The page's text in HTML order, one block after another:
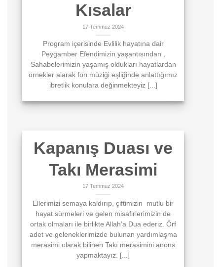
Kısalar
17 Temmuz 2024
Program içerisinde Evlilik hayatına dair
Peygamber Efendimizin yaşantısından ,
Sahabelerimizin yaşamış oldukları hayatlardan
örnekler alarak fon müziği eşliğinde anlattığımız
ibretlik konulara değinmekteyiz [...]
Kapanış Duası ve
Takı Merasimi
17 Temmuz 2024
Ellerimizi semaya kaldırıp, çiftimizin mutlu bir
hayat sürmeleri ve gelen misafirlerimizin de
ortak olmaları ile birlikte Allah’a Dua ederiz. Örf
adet ve geleneklerimizde bulunan yardımlaşma
merasimi olarak bilinen Takı merasimini anons
yapmaktayız. [...]